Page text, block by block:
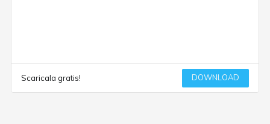
Scaricala gratis! DOWNLOAD